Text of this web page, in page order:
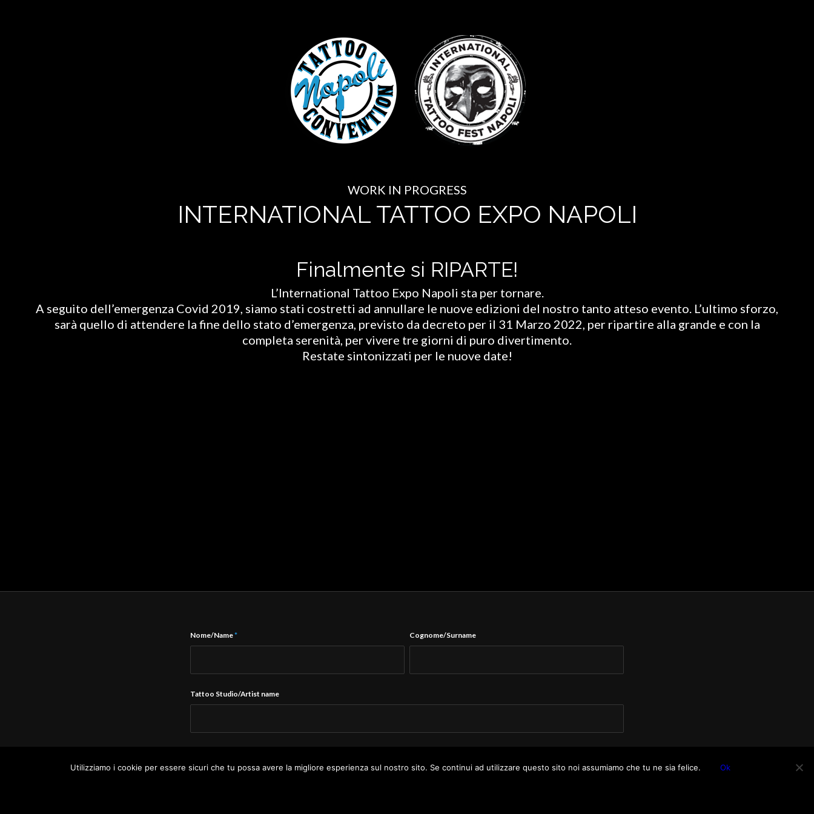
WORK IN PROGRESS
INTERNATIONAL TATTOO EXPO NAPOLI
Finalmente si RIPARTE!
L’International Tattoo Expo Napoli sta per tornare.
A seguito dell’emergenza Covid 2019, siamo stati costretti ad annullare le nuove edizioni del nostro tanto atteso evento. L’ultimo sforzo,
sarà quello di attendere la fine dello stato d’emergenza, previsto da decreto per il 31 Marzo 2022, per ripartire alla grande e con la
completa serenità, per vivere tre giorni di puro divertimento.
Restate sintonizzati per le nuove date!
Nome/Name* Cognome/Surname
Tattoo Studio/Artist name
Utilizziamo i cookie per essere sicuri che tu possa avere la migliore esperienza sul nostro sito. Se continui ad utilizzare questo sito noi assumiamo che tu ne sia felice. Ok